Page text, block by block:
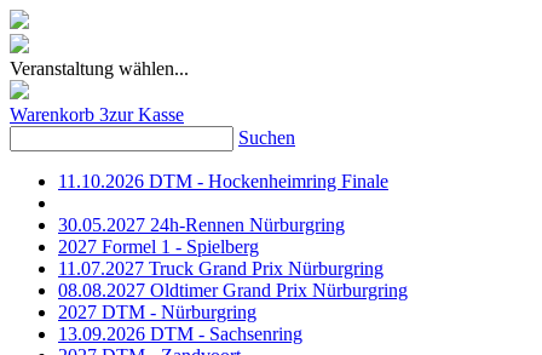
Veranstaltung wählen...
Warenkorb 3zur Kasse
Suchen
11.10.2026 DTM - Hockenheimring Finale
30.05.2027 24h-Rennen Nürburgring
2027 Formel 1 - Spielberg
11.07.2027 Truck Grand Prix Nürburgring
08.08.2027 Oldtimer Grand Prix Nürburgring
2027 DTM - Nürburgring
13.09.2026 DTM - Sachsenring